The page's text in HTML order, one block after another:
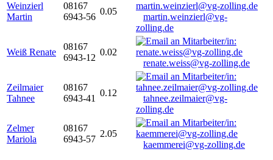
Weinzierl
Martin
08167
6943-56
0.05
martin.weinzierl@vg-
zolling.de
Weiß Renate
08167
6943-12
0.02
renate.weiss@vg-zolling.de
Zeilmaier
Tahnee
08167
6943-41
0.12
tahnee.zeilmaier@vg-
zolling.de
Zelmer
Mariola
08167
6943-57
2.05
kaemmerei@vg-zolling.de